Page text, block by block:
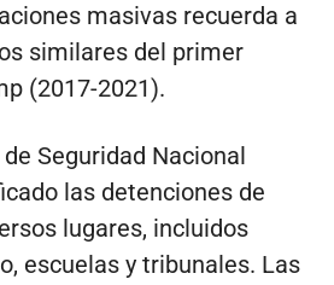
masivas recuerda a
similares del primer
(2017-2021).
Seguridad Nacional
las detenciones de
lugares, incluidos
escuelas y tribunales. Las